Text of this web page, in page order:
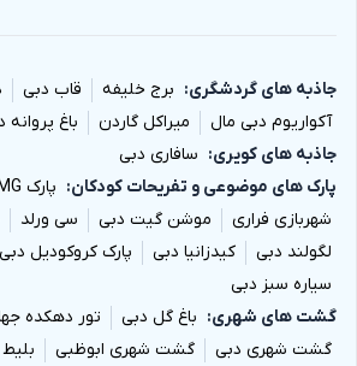
جاذبه های گردشگری برج خلیفه قاب دبی
آکواریوم دبی مال
میراکل گاردن باغ پروانه
جاذبه های کویری
سافاری دبی
پارک های موضوعی و تفریحات کودکان
پارک IMG دبی
شهربازی فراری
موشن گیت دبی سی ورلد
لگولند دبی
کیدزانیا دبی پارک کروکودیل دبی
سیاره سبز دبی
گشت های شهری
باغ گل دبی
تور دهکده
گشت شهری دبی
گشت شهری ابوظبی